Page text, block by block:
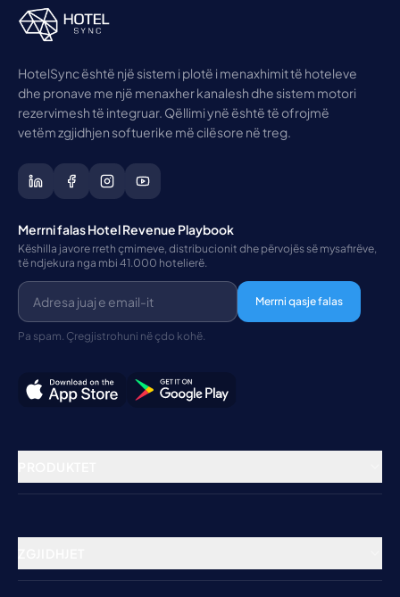
HotelSync është një sistem i plotë i menaxhimit të hoteleve
dhe pronave me një menaxher kanalesh dhe sistem motori
rezervimesh të integruar. Qëllimi ynë është të ofrojmë
vetëm zgjidhjen softuerike më cilësore në treg.
Merrni falas Hotel Revenue Playbook
Këshilla javore rreth çmimeve, distribucionit dhe përvojës së mysafirëve,
të ndjekura nga mbi 41.000 hotelierë.
Merrni qasje falas
Pa spam. Çregjistrohuni në çdo kohë.
Menaxhimi i Pronave
Hotele